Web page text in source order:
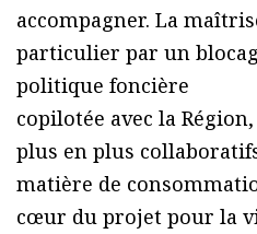
accompagner. La
particulier par un
politique foncière
copilotée avec la
plus en plus
matière de
cœur du projet pour la